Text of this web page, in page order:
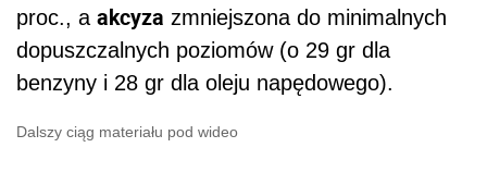
proc., a akcyza zmniejszona do minimalnych
dopuszczalnych poziomów (o 29 gr dla
benzyny i 28 gr dla oleju napędowego).
Dalszy ciąg materiału pod wideo